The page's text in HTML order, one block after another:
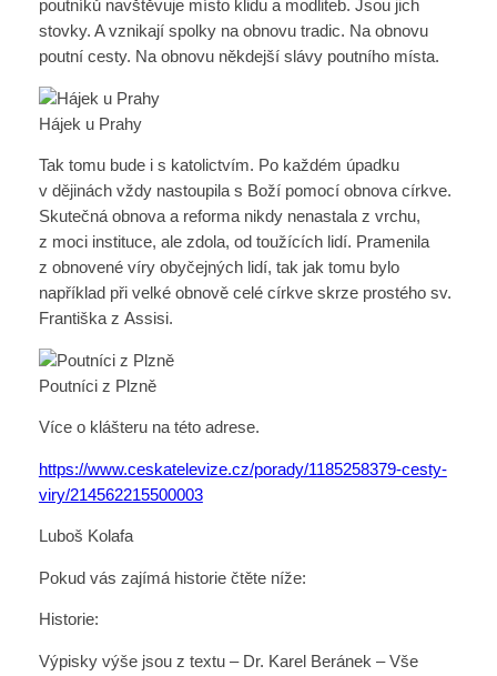
poutníků navštěvuje místo klidu a modliteb. Jsou jich
stovky. A vznikají spolky na obnovu tradic. Na obnovu
poutní cesty. Na obnovu někdejší slávy poutního místa.
Hájek u Prahy
Tak tomu bude i s katolictvím. Po každém úpadku
v dějinách vždy nastoupila s Boží pomocí obnova církve.
Skutečná obnova a reforma nikdy nenastala z vrchu,
z moci instituce, ale zdola, od toužících lidí. Pramenila
z obnovené víry obyčejných lidí, tak jak tomu bylo
například při velké obnově celé církve skrze prostého sv.
Františka z Assisi.
Poutníci z Plzně
Více o klášteru na této adrese.
https://www.ceskatelevize.cz/porady/1185258379-cesty-
viry/214562215500003
Luboš Kolafa
Pokud vás zajímá historie čtěte níže:
Historie:
Výpisky výše jsou z textu – Dr. Karel Beránek – Vše